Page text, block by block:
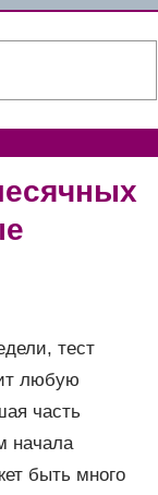
тест
любую
часть
начала
быть много